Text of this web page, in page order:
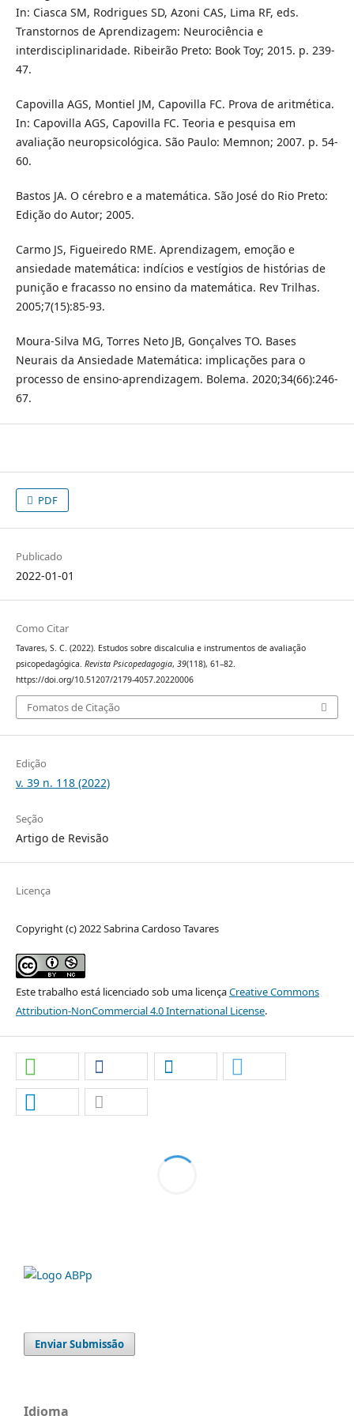
In: Ciasca SM, Rodrigues SD, Azoni CAS, Lima RF, eds.
Transtornos de Aprendizagem: Neurociência e
interdisciplinaridade. Ribeirão Preto: Book Toy; 2015. p. 239-
47.
Capovilla AGS, Montiel JM, Capovilla FC. Prova de aritmética.
In: Capovilla AGS, Capovilla FC. Teoria e pesquisa em
avaliação neuropsicológica. São Paulo: Memnon; 2007. p. 54-
60.
Bastos JA. O cérebro e a matemática. São José do Rio Preto:
Edição do Autor; 2005.
Carmo JS, Figueiredo RME. Aprendizagem, emoção e
ansiedade matemática: indícios e vestígios de histórias de
punição e fracasso no ensino da matemática. Rev Trilhas.
2005;7(15):85-93.
Moura-Silva MG, Torres Neto JB, Gonçalves TO. Bases
Neurais da Ansiedade Matemática: implicações para o
processo de ensino-aprendizagem. Bolema. 2020;34(66):246-
67.
PDF
Publicado
2022-01-01
Como Citar
Tavares, S. C. (2022). Estudos sobre discalculia e instrumentos de avaliação
psicopedagógica. Revista Psicopedagogia, 39(118), 61–82.
https://doi.org/10.51207/2179-4057.20220006
Fomatos de Citação
Edição
v. 39 n. 118 (2022)
Seção
Artigo de Revisão
Licença
Copyright (c) 2022 Sabrina Cardoso Tavares
Este trabalho está licenciado sob uma licençaCreative Commons
Attribution-NonCommercial 4.0 International License.
Enviar Submissão
Idioma